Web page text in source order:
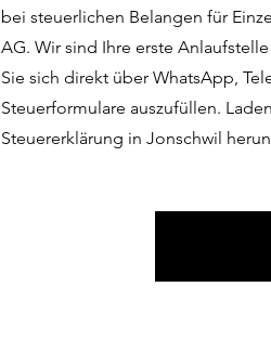
bei steuerlichen Belangen für
AG. Wir sind Ihre erste
Sie sich direkt über WhatsApp,
Steuerformulare auszufüllen.
Steuererklärung in Jonschwil